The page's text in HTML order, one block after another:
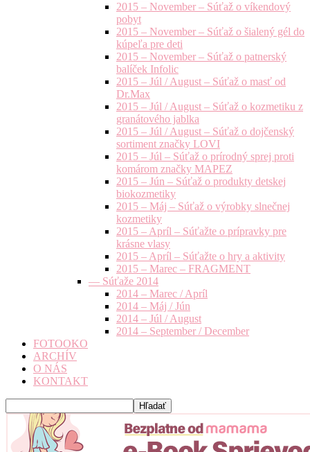
2015 – November – Súťaž o víkendový
pobyt
2015 – November – Súťaž o šialený gél do
kúpeľa pre deti
2015 – November – Súťaž o patnerský
balíček Infolic
2015 – Júl / August – Súťaž o masť od
Dr.Max
2015 – Júl / August – Súťaž o kozmetiku z
granátového jablka
2015 – Júl / August – Súťaž o dojčenský
sortiment značky LOVI
2015 – Júl – Súťaž o prírodný sprej proti
komárom značky MAPEZ
2015 – Jún – Súťaž o produkty detskej
biokozmetiky
2015 – Máj – Súťaž o výrobky slnečnej
kozmetiky
2015 – Apríl – Súťažte o prípravky pre
krásne vlasy
2015 – Apríl – Súťažte o hry a aktivity
2015 – Marec – FRAGMENT
— Súťaže 2014
2014 – Marec / Apríl
2014 – Máj / Jún
2014 – Júl / August
2014 – September / December
FOTOOKO
ARCHÍV
O NÁS
KONTAKT